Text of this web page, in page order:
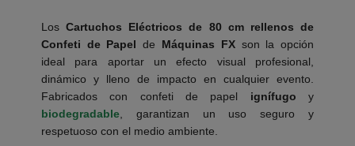
Los Cartuchos Eléctricos de 80 cm rellenos de
Confeti de Papel de Máquinas FXson la opción
ideal para aportar un efecto visual profesional,
dinámico y lleno de impacto en cualquier evento.
Fabricados con confeti de papel ignífugo y
biodegradable, garantizan un uso seguro y
respetuoso con el medio ambiente.